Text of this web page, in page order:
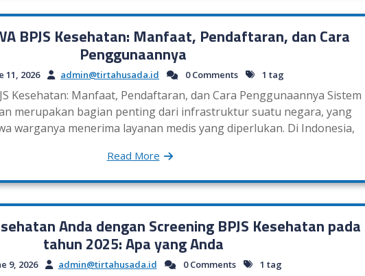
BPJS Kesehatan: Manfaat, Pendaftaran, dan Cara
Penggunaannya
11, 2026 admin@tirtahusada.id 0 Comments 1 tag
Kesehatan: Manfaat, Pendaftaran, dan Cara Penggunaannya Sistem
merupakan bagian penting dari infrastruktur suatu negara, yang
warganya menerima layanan medis yang diperlukan. Di Indonesia,
Read More
Anda dengan Screening BPJS Kesehatan pada
tahun 2025: Apa yang Anda
9, 2026 admin@tirtahusada.id 0 Comments 1 tag